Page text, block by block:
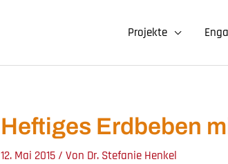
Projekte
Heftiges Erdbeben
12. Mai 2015 / Von Dr. Stefanie Henkel